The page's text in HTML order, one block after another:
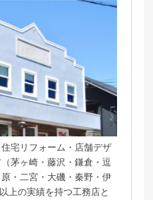
宅リフォーム・店舗デザ
茅ヶ崎・藤沢・鎌倉・逗
・二宮・大磯・秦野・伊
上の実績を持つ工務店と